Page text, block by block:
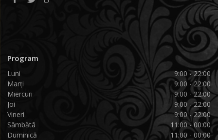
Program
Luni
9:00 - 22:00
Marți
9:00 - 22:00
Miercuri
9:00 - 22:00
Joi
9:00 - 22:00
Vineri
9:00 - 22:00
Sâmbătâ
11:00 - 00:00
Duminică
11:00 - 00:00